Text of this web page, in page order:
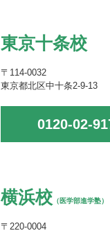
東京十条校
〒114-0032
東京都北区中十条2-9-13
0120-02-
横浜校 （医学部進学塾）
〒220-0004